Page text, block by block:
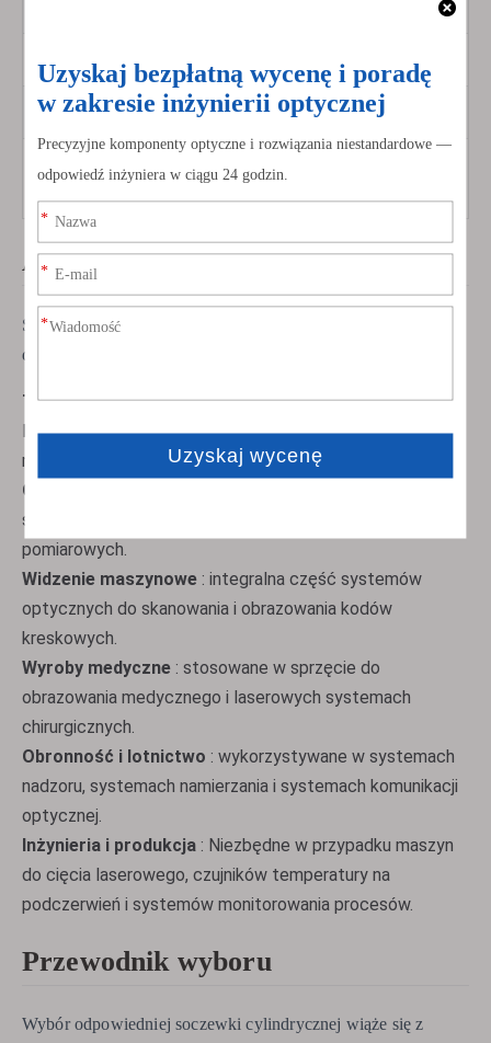
Chropowatość
Krążyna ETV <0,008 mm
Powłoka
Powłoka AR jednostronnie/obie
Aplikacje
Soczewki cylindryczne są szeroko stosowane w różnych
dziedzinach:
Technologia laserowa: idealna do kształtowania wiązki
laserowej, drukowania laserowego i laserowej obróbki
materiałów.
Oprzyrządowanie optyczne
spektroskopowym, czujnikach optycznych i przyrządach
pomiarowych.
Widzenie maszynowe : integralna część systemów
optycznych do skanowania i obrazowania kodów
kreskowych.
Wyroby medyczne : stosowane w sprzęcie do
obrazowania medycznego i laserowych systemach
chirurgicznych.
Obronność i lotnictwo : wykorzystywane w systemach
nadzoru, systemach namierzania i systemach komunikacji
optycznej.
Inżynieria i produkcja : Niezbędne w przypadku maszyn
do cięcia laserowego, czujników temperatury na
podczerwień i systemów monitorowania procesów.
Przewodnik wyboru
Wybór odpowiedniej soczewki cylindrycznej wiąże się z